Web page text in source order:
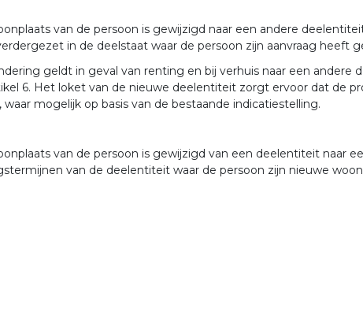
van de persoon is gewijzigd naar een andere
in de deelstaat waar de persoon zijn aanvraag heeft
geldt in geval van renting en bij verhuis naar een
6. Het loket van de nieuwe deelentiteit zorgt ervoor dat de
mogelijk op basis van de bestaande indicatiestelling.
van de persoon is gewijzigd van een deelentiteit naar
van de deelentiteit waar de persoon zijn nieuwe